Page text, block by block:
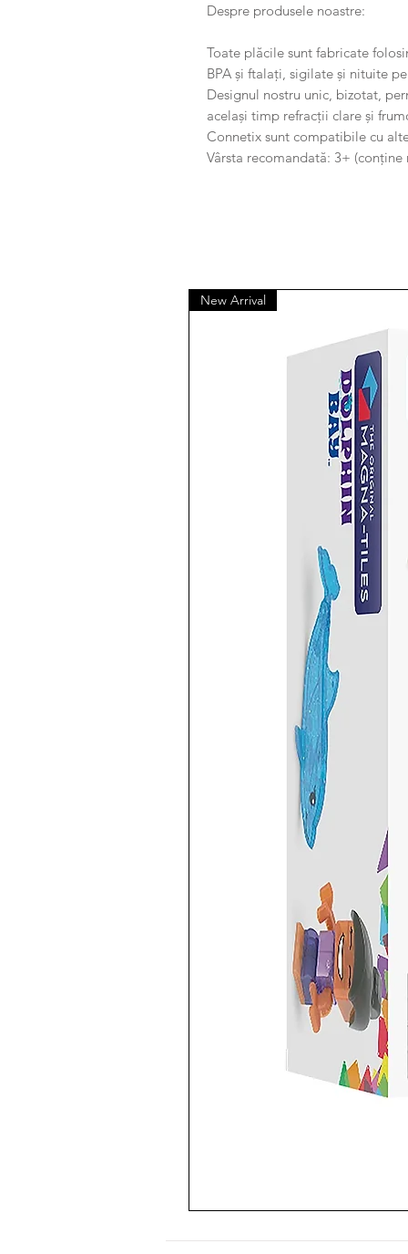
Despre produsele noastre:
Toate plăcile sunt fabricate
BPA și ftalați, sigilate și nituite
Designul nostru unic, bizotat,
același timp refracții clare și
Connetix sunt compatibile cu
Vârsta recomandată: 3+
New Arrival